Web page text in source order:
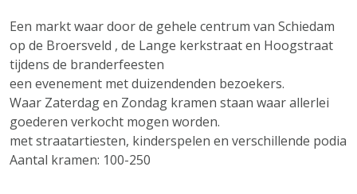
Een markt waar door de gehele centrum van Schiedam
op de Broersveld , de Lange kerkstraat en Hoogstraat
tijdens de branderfeesten
een evenement met duizendenden bezoekers.
Waar Zaterdag en Zondag kramen staan waar allerlei
goederen verkocht mogen worden.
met straatartiesten, kinderspelen en verschillende podia
Aantal kramen: 100-250